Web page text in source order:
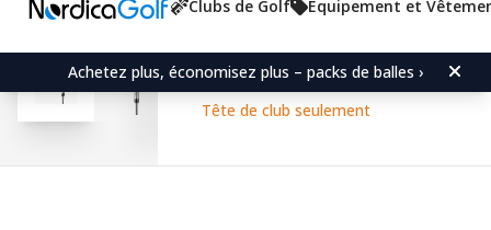
Clubs de Golf Équipement et
Achetez plus, économisez plus – packs de balles ›
Note moyenne:
4.6 (votes:
184)
Acer XDS Hybrid Iron
Tête de club seulement